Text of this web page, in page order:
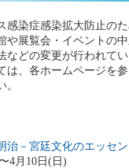
感染症感染拡大防止の
や展覧会・イベントの
などの変更が行われてい
は、各ホームページを
。
治－宮廷文化のエッセン
4月10日(日)